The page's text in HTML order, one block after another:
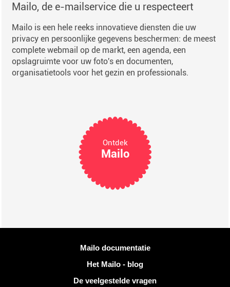
Mailo, de e-mailservice die u respecteert
Mailo is een hele reeks innovatieve diensten die uw
privacy en persoonlijke gegevens beschermen: de meest
complete webmail op de markt, een agenda, een
opslagruimte voor uw foto's en documenten,
organisatietools voor het gezin en professionals.
Ontdek
Mailo
Mailo documentatie
Het Mailo - blog
De veelgestelde vragen